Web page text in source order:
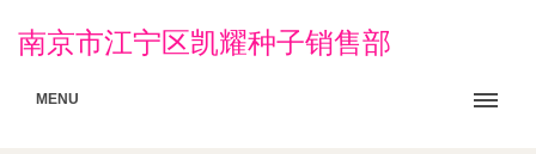
南京市江宁区凯耀种子销售部
MENU